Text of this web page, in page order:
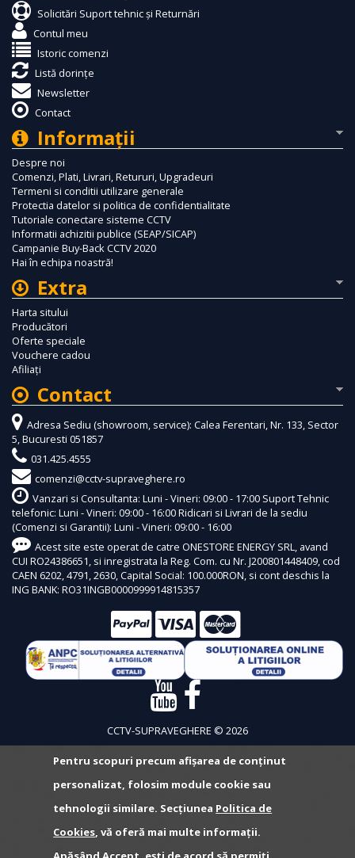
Solicitări Suport tehnic și Returnări
Contul meu
Istoric comenzi
Listă dorințe
Newsletter
Contact
Informaţii
Despre noi
Comenzi, Plati, Livrari, Retururi, Upgradeuri
Termeni si conditii utilizare generale
Protectia datelor si politica de confidentialitate
Tutoriale conectare sisteme CCTV
Informatii achizitii publice (SEAP/SICAP)
Campanie Buy-Back CCTV 2020
Hai în echipa noastră!
Extra
Harta sitului
Producători
Oferte speciale
Vouchere cadou
Afiliaţi
Contact
Adresa Sediu (showroom, service): Calea Ferentari, Nr. 133, Sector
5, Bucuresti 051857
031.425.4555
comenzi@cctv-supraveghere.ro
Vanzari si Consultanta: Luni - Vineri: 09:00 - 17:00 Suport Tehnic
telefonic: Luni - Vineri: 09:00 - 16:00 Ridicari si Livrari de la sediu
(Comenzi si Garantii): Luni - Vineri: 09:00 - 16:00
Acest site este operat de catre ONESTORE ENERGY SRL, avand
CUI RO24386651, si inregistrata la Reg. Com. cu Nr. J200801448409, cod
CAEN 6202, 4791, 2630, Capital Social: 100.000RON, si cont deschis la
ING BANK: RO31INGB0000999914815357
CCTV-SUPRAVEGHERE © 2026
Pentru scopuri precum afișarea de conținut
personalizat, folosim module cookie sau
tehnologii similare. Secțiunea Politica de
Cookies, vă oferă mai multe informații.